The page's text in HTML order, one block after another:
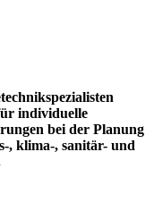
individuelle
bei der Planung
, klima-, sanitär- und